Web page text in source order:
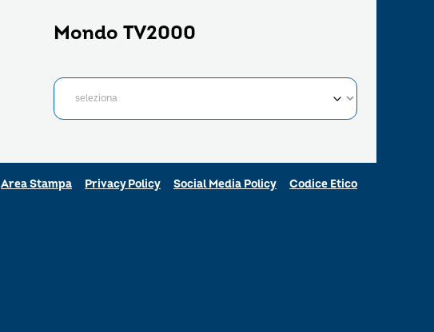
Mondo TV2000
Area Stampa Privacy Policy Social Media Policy Codice Etico